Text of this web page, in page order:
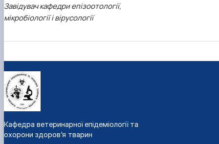
Завідувач кафедри епізоотології,
мікробіології і вірусології
Кафедра ветеринарної епідеміології та
охорони здоров'я тварин